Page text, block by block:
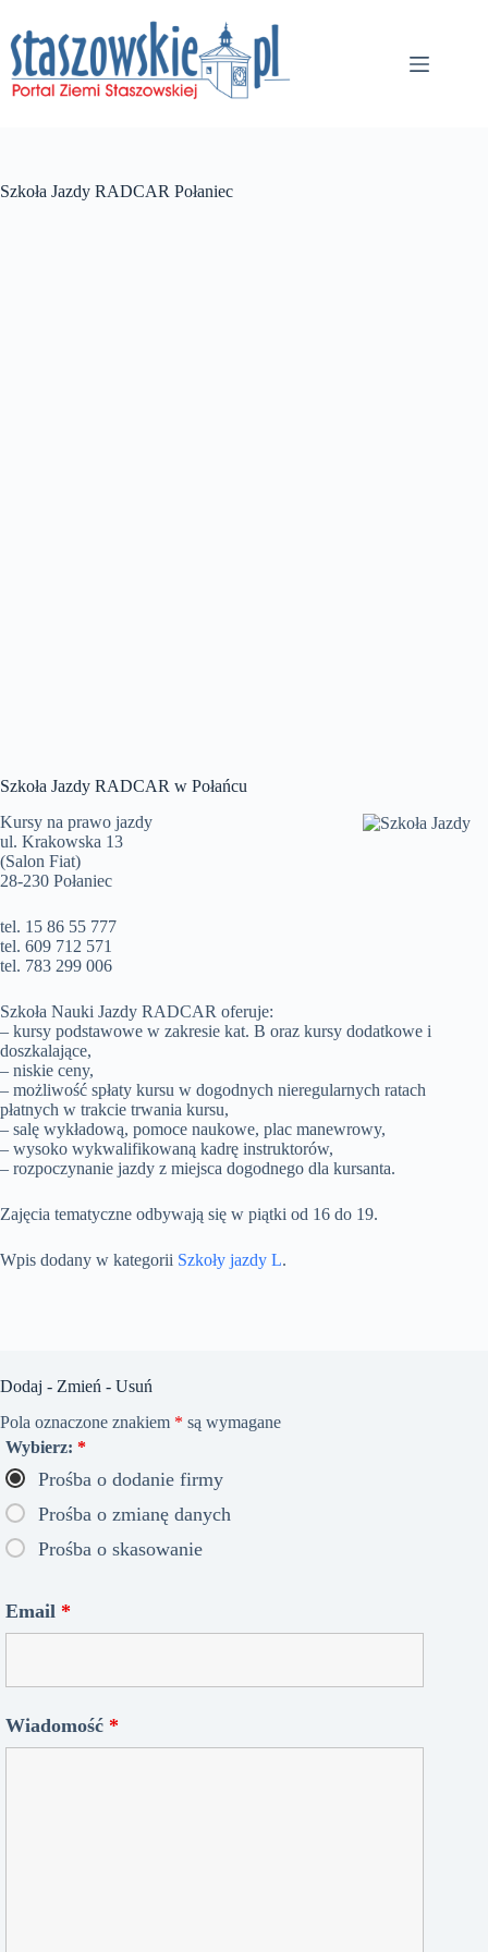
treści
Szkoła Jazdy RADCAR Połaniec
Szkoła Jazdy RADCAR w Połańcu
Kursy na prawo jazdy
ul. Krakowska 13
(Salon Fiat)
28-230 Połaniec
tel. 15 86 55 777
tel. 609 712 571
tel. 783 299 006
Szkoła Nauki Jazdy RADCAR oferuje:
– kursy podstawowe w zakresie kat. B oraz kursy dodatkowe i
doszkalające,
– niskie ceny,
– możliwość spłaty kursu w dogodnych nieregularnych ratach
płatnych w trakcie trwania kursu,
– salę wykładową, pomoce naukowe, plac manewrowy,
– wysoko wykwalifikowaną kadrę instruktorów,
– rozpoczynanie jazdy z miejsca dogodnego dla kursanta.
Zajęcia tematyczne odbywają się w piątki od 16 do 19.
Wpis dodany w kategorii Szkoły jazdy L.
Dodaj - Zmień - Usuń
Pola oznaczone znakiem * są wymagane
Wybierz: *
Prośba o dodanie firmy
Prośba o zmianę danych
Prośba o skasowanie
Email *
Wiadomość *